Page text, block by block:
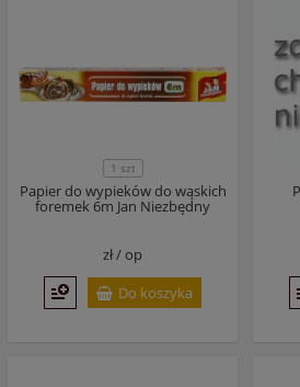
1 szt
Papier do wypieków do wąskich
foremek 6m Jan Niezbędny
zł /op
Do koszyka